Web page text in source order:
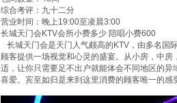
综合考评：九十二分
营业时间：晚上19:00至凌晨3:00
长城天门会KTV会所小费多少 陪唱小费600
长城天门会是天门人气颇高的KTV，由多名国
顾客提供一场视觉和心灵的盛宴。从小房，中
适，让你只需要足不出户就能体会不同地区的
喜爱。宾至如归是来到这里消费的顾客唯一的感